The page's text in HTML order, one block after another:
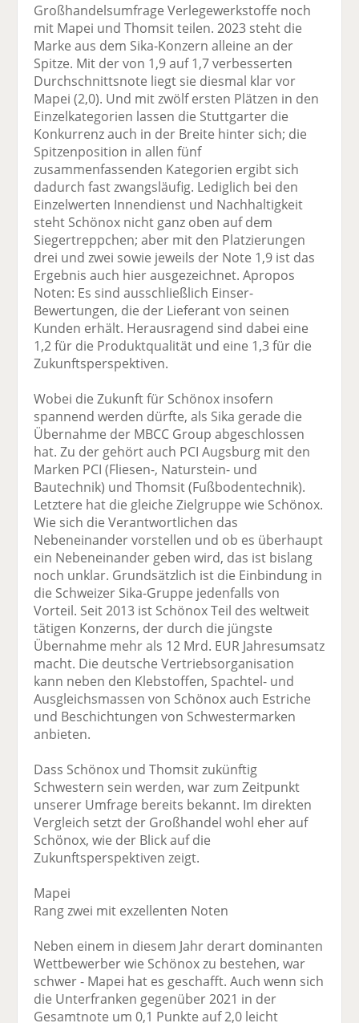
Großhandelsumfrage Verlegewerkstoffe noch
mit Mapei und Thomsit teilen. 2023 steht die
Marke aus dem Sika-Konzern alleine an der
Spitze. Mit der von 1,9 auf 1,7 verbesserten
Durchschnittsnote liegt sie diesmal klar vor
Mapei (2,0). Und mit zwölf ersten Plätzen in den
Einzelkategorien lassen die Stuttgarter die
Konkurrenz auch in der Breite hinter sich; die
Spitzenposition in allen fünf
zusammenfassenden Kategorien ergibt sich
dadurch fast zwangsläufig. Lediglich bei den
Einzelwerten Innendienst und Nachhaltigkeit
steht Schönox nicht ganz oben auf dem
Siegertreppchen; aber mit den Platzierungen
drei und zwei sowie jeweils der Note 1,9 ist das
Ergebnis auch hier ausgezeichnet. Apropos
Noten: Es sind ausschließlich Einser-
Bewertungen, die der Lieferant von seinen
Kunden erhält. Herausragend sind dabei eine
1,2 für die Produktqualität und eine 1,3 für die
Zukunftsperspektiven.
Wobei die Zukunft für Schönox insofern
spannend werden dürfte, als Sika gerade die
Übernahme der MBCC Group abgeschlossen
hat. Zu der gehört auch PCI Augsburg mit den
Marken PCI (Fliesen-, Naturstein- und
Bautechnik) und Thomsit (Fußbodentechnik).
Letztere hat die gleiche Zielgruppe wie Schönox.
Wie sich die Verantwortlichen das
Nebeneinander vorstellen und ob es überhaupt
ein Nebeneinander geben wird, das ist bislang
noch unklar. Grundsätzlich ist die Einbindung in
die Schweizer Sika-Gruppe jedenfalls von
Vorteil. Seit 2013 ist Schönox Teil des weltweit
tätigen Konzerns, der durch die jüngste
Übernahme mehr als 12 Mrd. EUR Jahresumsatz
macht. Die deutsche Vertriebsorganisation
kann neben den Klebstoffen, Spachtel- und
Ausgleichsmassen von Schönox auch Estriche
und Beschichtungen von Schwestermarken
anbieten.
Dass Schönox und Thomsit zukünftig
Schwestern sein werden, war zum Zeitpunkt
unserer Umfrage bereits bekannt. Im direkten
Vergleich setzt der Großhandel wohl eher auf
Schönox, wie der Blick auf die
Zukunftsperspektiven zeigt.
Mapei
Rang zwei mit exzellenten Noten
Neben einem in diesem Jahr derart dominanten
Wettbewerber wie Schönox zu bestehen, war
schwer - Mapei hat es geschafft. Auch wenn sich
die Unterfranken gegenüber 2021 in der
Gesamtnote um 0,1 Punkte auf 2,0 leicht